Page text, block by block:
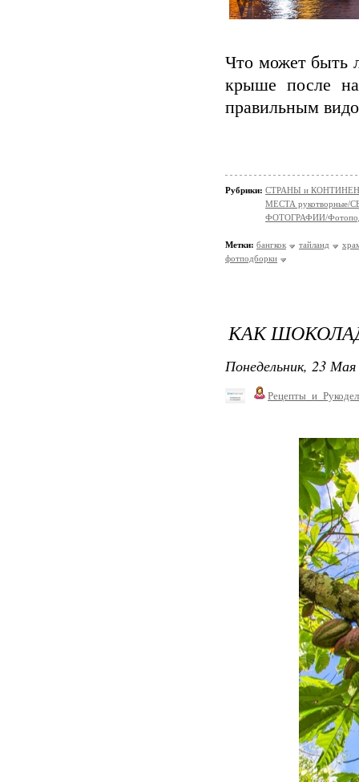
Что может быть
крыше после
правильным
Рубрики: СТРАНЫ и
МЕСТА
ФОТОГРАФИИ/
Метки: бангкок тайланд
фотподборки
КАК
Понедельник, 23